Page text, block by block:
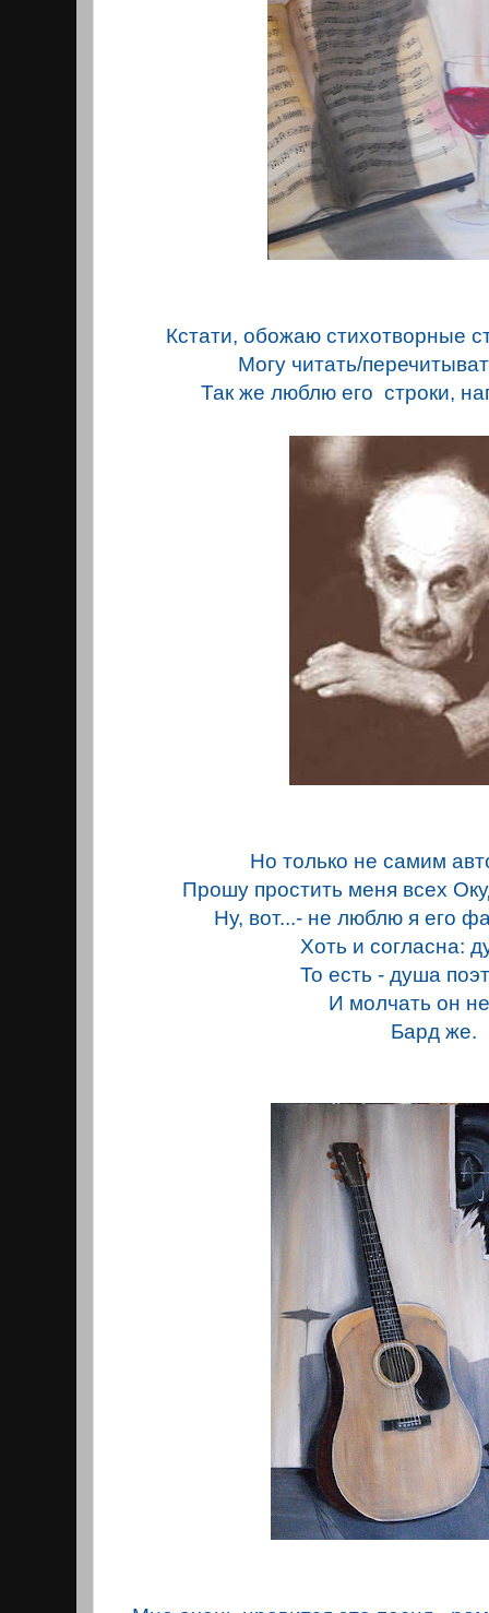
Кстати, обожаю стихотворные
Могу читать/
Так же люблю его строки,
Но только не самим
Прошу простить меня всех
Ну, вот...- не люблю я его
Хоть и согласна:
То есть - душа
И молчать он
Бард же.